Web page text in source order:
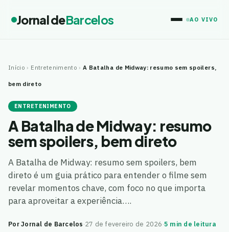
Jornal deBarcelos AO VIVO
Início › Entretenimento › A Batalha de Midway: resumo sem spoilers,
bem direto
ENTRETENIMENTO
A Batalha de Midway: resumo
sem spoilers, bem direto
A Batalha de Midway: resumo sem spoilers, bem
direto é um guia prático para entender o filme sem
revelar momentos chave, com foco no que importa
para aproveitar a experiência….
Por Jornal de Barcelos·27 de fevereiro de 2026·5 min de leitura